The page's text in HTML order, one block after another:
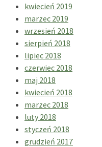
kwiecień 2019
marzec 2019
wrzesień 2018
sierpień 2018
lipiec 2018
czerwiec 2018
maj 2018
kwiecień 2018
marzec 2018
luty 2018
styczeń 2018
grudzień 2017